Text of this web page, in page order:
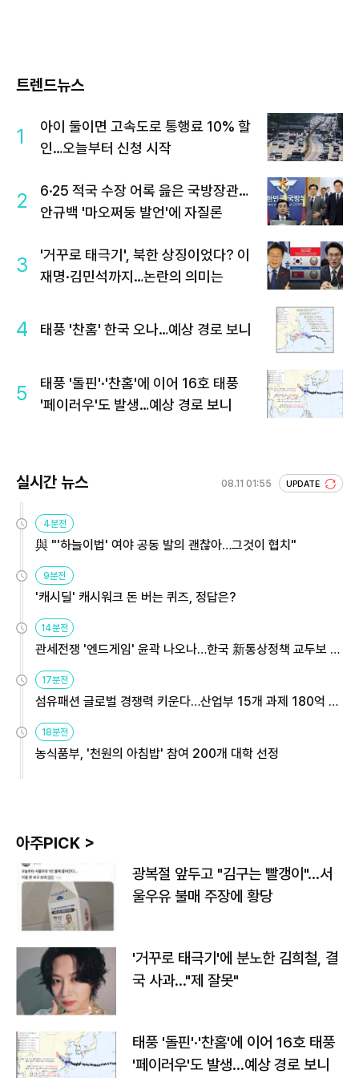
트렌드뉴스
1
아이 둘이면 고속도로 통행료 10% 할
인…오늘부터 신청 시작
2
6·25 적국 수장 어록 읊은 국방장관…
안규백 '마오쩌둥 발언'에 자질론
3
'거꾸로 태극기', 북한 상징이었다? 이
재명·김민석까지…논란의 의미는
4 태풍 '찬홈' 한국 오나…예상 경로 보니
5
태풍 '돌핀'·'찬홈'에 이어 16호 태풍
'페이러우'도 발생…예상 경로 보니
실시간 뉴스 08.11 01:55 UPDATE
4분전
與 "'하늘이법' 여야 공동 발의 괜찮아…그것이 협치"
9분전
'캐시딜' 캐시워크 돈 버는 퀴즈, 정답은?
14분전
관세전쟁 '엔드게임' 윤곽 나오나…한국 新통상정책 교두보 활
용해야
17분전
섬유패션 글로벌 경쟁력 키운다…산업부 15개 과제 180억 지
원
18분전
농식품부, '천원의 아침밥' 참여 200개 대학 선정
아주PICK >
광복절 앞두고 "김구는 빨갱이"…서
울우유 불매 주장에 황당
'거꾸로 태극기'에 분노한 김희철, 결
국 사과…"제 잘못"
태풍 '돌핀'·'찬홈'에 이어 16호 태풍
'페이러우'도 발생…예상 경로 보니